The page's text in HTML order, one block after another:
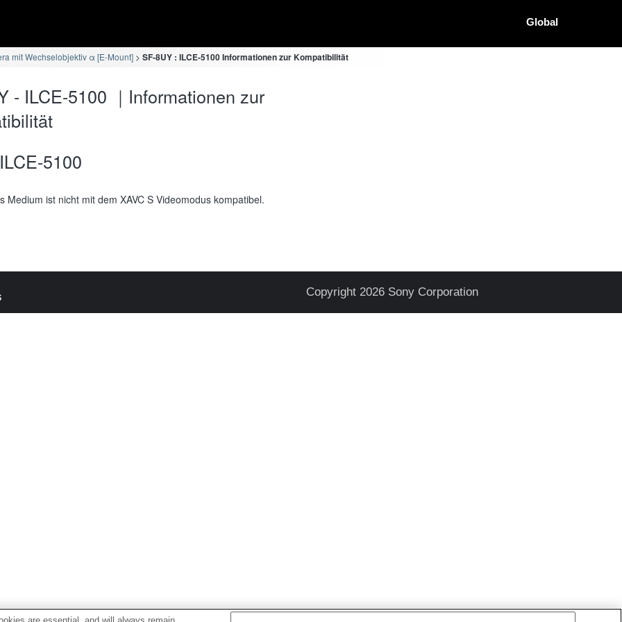
Global
mit Wechselobjektiv α [E-Mount] SF-8UY : ILCE-5100 Informationen zur Kompatibilität
- ILCE-5100 ｜Informationen zur
ILCE-5100
Medium ist nicht mit dem XAVC S Videomodus kompatibel.
Copyright 2026 Sony Corporation